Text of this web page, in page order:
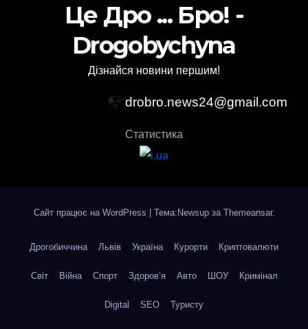
Це Дро ... Бро! -
Drogobychyna
Дізнайся новини першим!
📭 drobro.news24@gmail.com
Статистика
Сайт працює на WordPress Тема:Newsup за Themeansar.
Дрогобиччина Львів Україна Курорти Криптовалюти
Світ Війна Спорт Здоров’я Авто ШОУ Кримінал
Digital SEO Туристу